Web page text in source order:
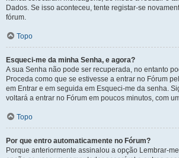
Dados. Se isso aconteceu, tente registar-se
fórum.
Topo
Esqueci-me da minha Senha, e agora?
A sua Senha não pode ser recuperada, no entanto
Proceda como que se estivesse a entrar no Fórum
em Entrar e em seguida em Esqueci-me da senha.
voltará a entrar no Fórum em poucos minutos, com
Topo
Por que entro automaticamente no Fórum?
Porque anteriormente assinalou a opção Lembrar-